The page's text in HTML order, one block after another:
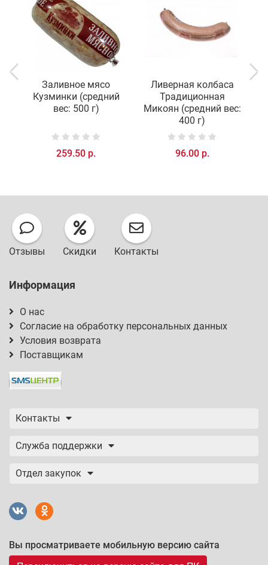
Заливное мясо
Кузминки (средний
вес: 500 г)
259.50 р.
Ливерная колбаса
Традиционная
Микоян (средний вес:
400 г)
96.00 р.
Отзывы Скидки Контакты
Информация
О нас
Согласие на обработку персональных данных
Условия возврата
Поставщикам
Контакты
Служба поддержки
Отдел закупок
Вы просматриваете мобильную версию сайта